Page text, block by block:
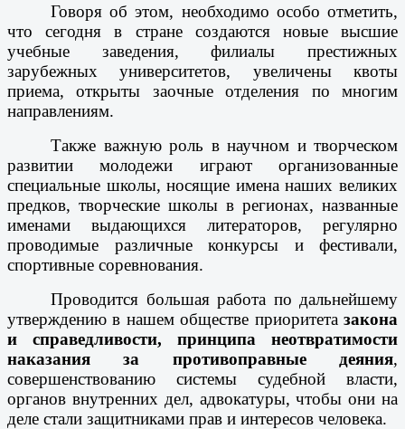
Говоря об этом, необходимо особо отметить,
что сегодня в стране создаются новые высшие
учебные заведения, филиалы престижных
зарубежных университетов, увеличены квоты
приема, открыты заочные отделения по многим
направлениям.
Также важную роль в научном и творческом
развитии молодежи играют организованные
специальные школы, носящие имена наших великих
предков, творческие школы в регионах, названные
именами выдающихся литераторов, регулярно
проводимые различные конкурсы и фестивали,
спортивные соревнования.
Проводится большая работа по дальнейшему
утверждению в нашем обществе приоритета закона
и справедливости, принципа неотвратимости
наказания за противоправные деяния,
совершенствованию системы судебной власти,
органов внутренних дел, адвокатуры, чтобы они на
деле стали защитниками прав и интересов человека.